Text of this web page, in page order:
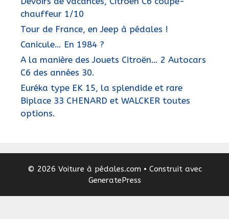
chauffeur 1/10
Tour de France, en Jeep à pédales !
Canicule… En 1984 ?
A la manière des Jouets Citroën… 2 Autocars
C6 des années 30.
Euréka type EK 15, la splendide et rare
Biplace 33 CHENARD et WALCKER toutes
options.
© 2026 Voiture à pédales.com • Construit avec
GeneratePress